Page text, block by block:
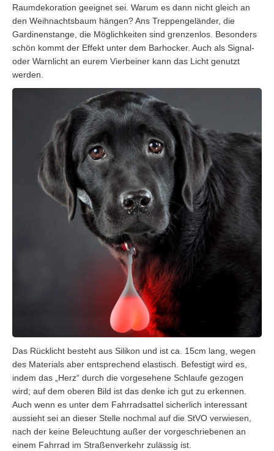
Raumdekoration geeignet sei. Warum es dann nicht gleich an
den Weihnachtsbaum hängen? Ans Treppengeländer, die
Gardinenstange, die Möglichkeiten sind grenzenlos. Besonders
schön kommt der Effekt unter dem Barhocker. Auch als Signal-
oder Warnlicht an eurem Vierbeiner kann das Licht genutzt
werden.
Das Rücklicht besteht aus Silikon und ist ca. 15cm lang, wegen
des Materials aber entsprechend elastisch. Befestigt wird es,
indem das „Herz“ durch die vorgesehene Schlaufe gezogen
wird; auf dem oberen Bild ist das denke ich gut zu erkennen.
Auch wenn es unter dem Fahrradsattel sicherlich interessant
aussieht sei an dieser Stelle nochmal auf die StVO verwiesen,
nach der keine Beleuchtung außer der vorgeschriebenen an
einem Fahrrad im Straßenverkehr zulässig ist.